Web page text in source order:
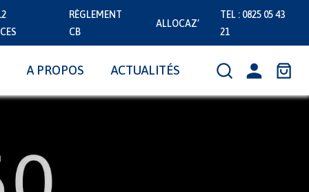
RÈGLEMENT
CB
ALLOCAZ’
TEL : 0825 05 43
21
A PROPOS ACTUALITÉS